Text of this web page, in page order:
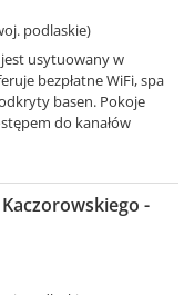
podlaskie)
usytuowany w
bezpłatne WiFi, spa
basen. Pokoje
do kanałów
-